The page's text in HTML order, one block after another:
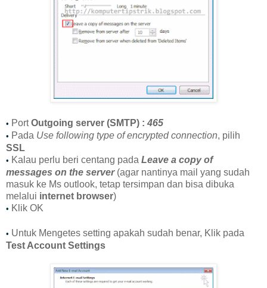
• PortOutgoing server (SMTP) : 465
• Pada Use following type of encrypted connection, pilih
SSL
• Kalau perlu beri centang pada Leave a copy of
messages on the server(agar nantinya mail yang sudah
masuk ke Ms outlook, tetap tersimpan dan bisa dibuka
melalui internet browser)
• Klik OK
• Untuk Mengetes setting apakah sudah benar, Klik pada
Test Account Settings